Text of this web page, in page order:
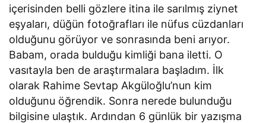
içerisinden belli gözlere itina ile sarılmış ziynet
eşyaları, düğün fotoğrafları ile nüfus cüzdanları
olduğunu görüyor ve sonrasında beni arıyor.
Babam, orada bulduğu kimliği bana iletti. O
vasıtayla ben de araştırmalara başladım. İlk
olarak Rahime Sevtap Akgüloğlu’nun kim
olduğunu öğrendik. Sonra nerede bulunduğu
bilgisine ulaştık. Ardından 6 günlük bir yazışma